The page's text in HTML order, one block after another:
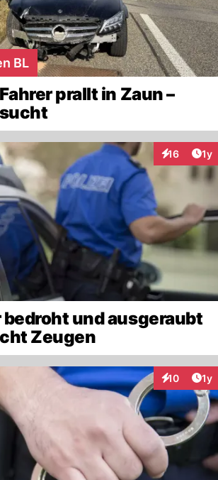
BL
prallt in Zaun –
16 1y
bedroht und ausgeraubt
Zeugen
10 1y